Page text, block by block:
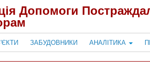
Допомоги
ЗАБУДОВНИКИ АНАЛІТИКА